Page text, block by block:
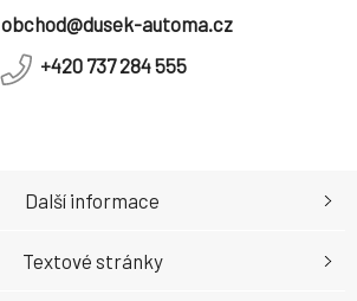
obchod@dusek-automa.cz
+420 737 284 555
Další informace
Textové stránky